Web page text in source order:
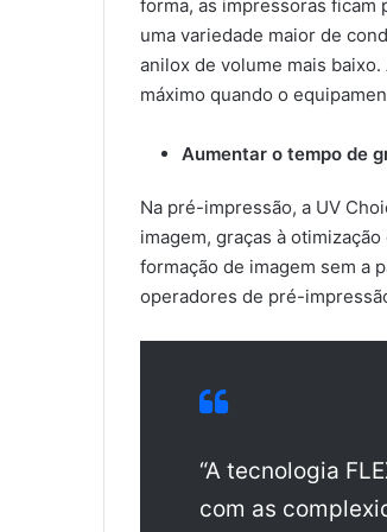
forma, as impressoras
uma variedade maior de
anilox de volume mais
máximo quando o
Aumentar o tempo de
Na pré-impressão, a UV
imagem, graças à
formação de imagem sem a
operadores de pré-
“A tecnologia
com as